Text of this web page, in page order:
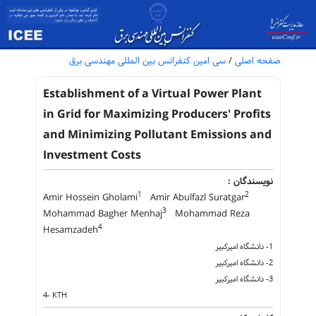
صفحه اصلی / سی امین کنفرانس بین المللی مهندسی برق
Establishment of a Virtual Power Plant
in Grid for Maximizing Producers' Profits
and Minimizing Pollutant Emissions and
Investment Costs
نویسندگان :
Amir Hossein Gholami1 Amir Abulfazl Suratgar2
Mohammad Bagher Menhaj3
Mohammad Reza
Hesamzadeh4
1- دانشگاه امیرکبیر
2- دانشگاه امیرکبیر
3- دانشگاه امیرکبیر
4- KTH